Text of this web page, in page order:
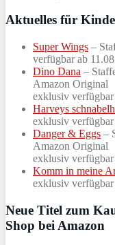
Aktuelles für
Super Wings –
verfügbar ab 11.08
Dino Dana –
Amazon Original
exklusiv verfügbar
Harveys
exklusiv verfügbar
Danger & Eggs –
Amazon Original
exklusiv verfügbar
Komm in meine
exklusiv verfügbar
Neue Titel zum
Shop bei Amazon